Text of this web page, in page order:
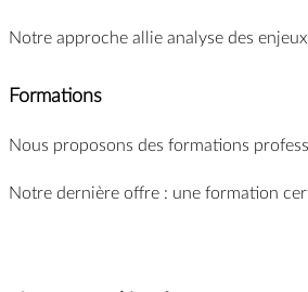
Notre approche allie analyse des
Formations
Nous proposons des formations
Notre dernière offre : une formation